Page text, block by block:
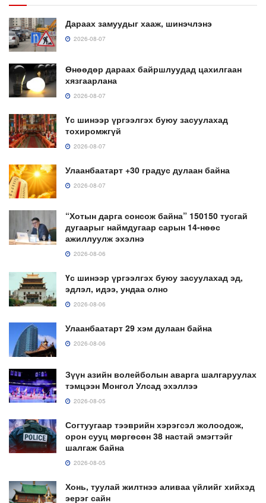
Дараах замуудыг хааж, шинэчлэнэ
2026-08-07
Өнөөдөр дараах байршлуудад цахилгаан
хязгаарлана
2026-08-07
Үс шинээр үргээлгэх буюу засуулахад
тохиромжгүй
2026-08-07
Улаанбаатарт +30 градус дулаан байна
2026-08-07
“Хотын дарга сонсож байна” 150150 тусгай
дугаарыг наймдугаар сарын 14-нөөс
ажиллуулж эхэлнэ
2026-08-06
Үс шинээр үргээлгэх буюу засуулахад эд,
эдлэл, идээ, ундаа олно
2026-08-06
Улаанбаатарт 29 хэм дулаан байна
2026-08-06
Зүүн азийн волейболын аварга шалгаруулах
тэмцээн Монгол Улсад эхэллээ
2026-08-05
Согтуугаар тээврийн хэрэгсэл жолоодож,
орон сууц мөргөсөн 38 настай эмэгтэйг
шалгаж байна
2026-08-05
Хонь, туулай жилтнээ аливаа үйлийг хийхэд
эерэг сайн